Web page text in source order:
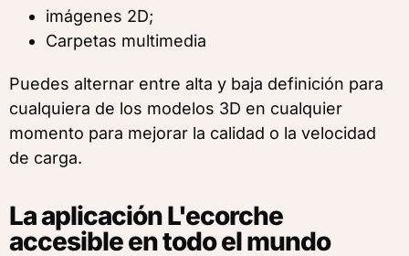
imágenes 2D;
Carpetas multimedia
Puedes alternar entre alta y baja definición para
cualquiera de los modelos 3D en cualquier
momento para mejorar la calidad o la velocidad
de carga.
La aplicación L'ecorche
accesible en todo el mundo